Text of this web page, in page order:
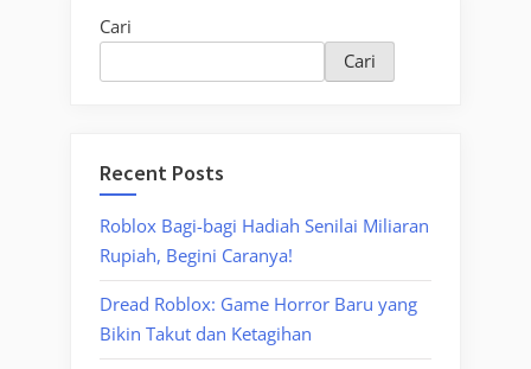
Cari
Cari
Recent Posts
Roblox Bagi-bagi Hadiah Senilai Miliaran
Rupiah, Begini Caranya!
Dread Roblox: Game Horror Baru yang
Bikin Takut dan Ketagihan